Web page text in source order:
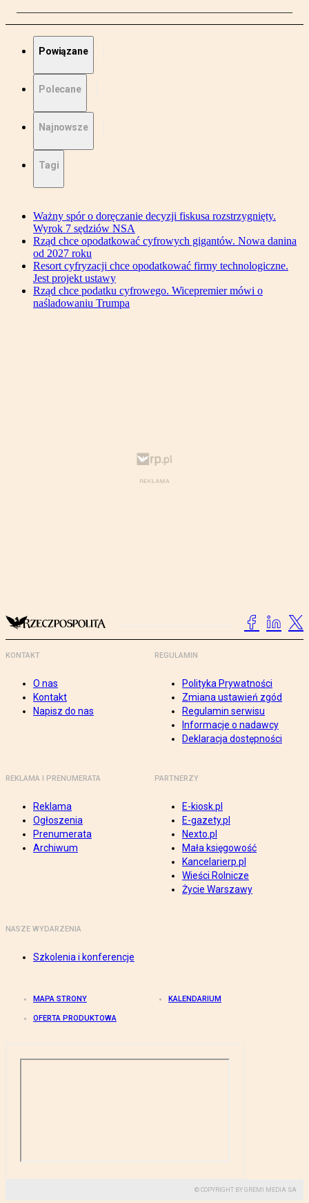
Powiązane
Polecane
Najnowsze
Tagi
Ważny spór o doręczanie decyzji fiskusa rozstrzygnięty.
Wyrok 7 sędziów NSA
Rząd chce opodatkować cyfrowych gigantów. Nowa danina
od 2027 roku
Resort cyfryzacji chce opodatkować firmy technologiczne.
Jest projekt ustawy
Rząd chce podatku cyfrowego. Wicepremier mówi o
naśladowaniu Trumpa
KONTAKT
O nas
Kontakt
Napisz do nas
REGULAMIN
Polityka Prywatności
Zmiana ustawień zgód
Regulamin serwisu
Informacje o nadawcy
Deklaracja dostępności
REKLAMA I PRENUMERATA
Reklama
Ogłoszenia
Prenumerata
Archiwum
PARTNERZY
E-kiosk.pl
E-gazety.pl
Nexto.pl
Mała księgowość
Kancelarierp.pl
Wieści Rolnicze
Życie Warszawy
NASZE WYDARZENIA
Szkolenia i konferencje
MAPA STRONY KALENDARIUM
OFERTA PRODUKTOWA
© COPYRIGHT BY GREMI MEDIA SA